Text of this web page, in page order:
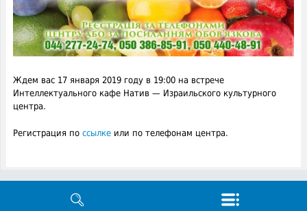
Ждем вас 17 января 2019 году в 19:00 на встрече
Интеллектуального кафе Натив — Израильского культурного
центра.
Регистрация по ссылкеили по телефонам центра.